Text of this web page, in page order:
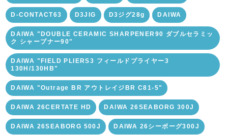
D-CONTACT63 D3JIG D3ジグ28g DAIWA
DAIWA "DOUBLE CERAMIC SHARPENER90 ダブルセラミッ
ク シャープナー90"
DAIWA "FIELD PLIERS3 フィールドプライヤー3
130H/130HB"
DAIWA "Outrage BR アウトレイジBR C81-5"
DAIWA 26CERTATE HD DAIWA 26SEABORG 300J
DAIWA 26SEABORG 500J DAIWA 26シーボーグ300J